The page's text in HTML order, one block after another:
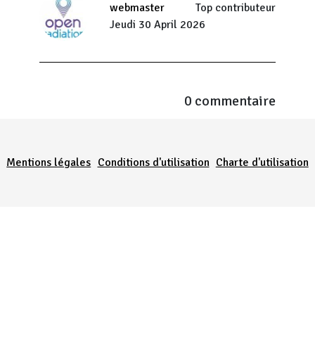
webmaster
Top contributeur
Jeudi 30 April 2026
0 commentaire
Mentions légales Conditions d'utilisation Charte d'utilisation